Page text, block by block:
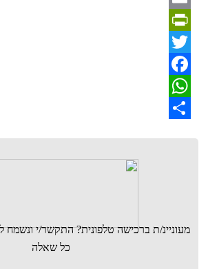
Email
PrintFriendly
Twitter
Facebook
WhatsApp
מעוניינ/ת ברכישה טלפונית? התקשר/י ונשמח
כל שאלה